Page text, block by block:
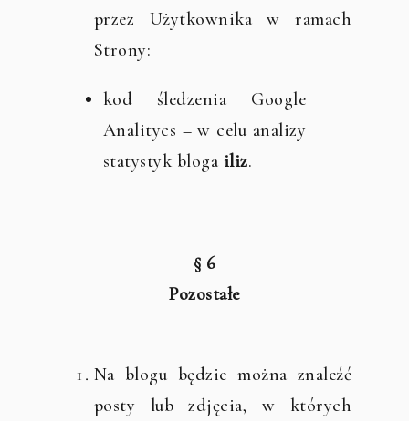
przez Użytkownika w ramach
Strony:
kod śledzenia Google
Analitycs – w celu analizy
statystyk bloga iliz.
§ 6
Pozostałe
Na blogu będzie można znaleźć
posty lub zdjęcia, w których